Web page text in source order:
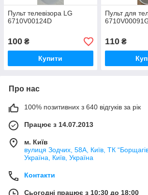
Пульт телевізора LG
6710V00124D
100 ₴
Купити
Пульт для
110₴
Про нас
100% позитивних з 640 відгуків за рік
Працює з 14.07.2013
м. Київ
вулиця Зодчих, 58А, Київ, ТК
Україна, Київ, Україна
Контакти
Сьогодні працює з 10:30 до 18:00